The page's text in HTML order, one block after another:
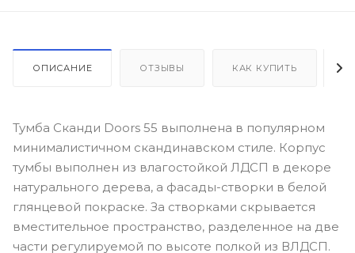
ОПИСАНИЕ ОТЗЫВЫ КАК КУПИТЬ
Тумба Сканди Doors 55 выполнена в популярном
минималистичном скандинавском стиле. Корпус
тумбы выполнен из влагостойкой ЛДСП в декоре
натурального дерева, а фасады-створки в белой
глянцевой покраске. За створками скрывается
вместительное пространство, разделенное на две
части регулируемой по высоте полкой из ВЛДСП.